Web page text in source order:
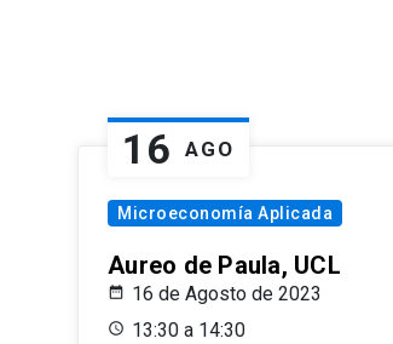
16 AGO
Microeconomía Aplicada
Aureo de Paula, UCL
16 de Agosto de 2023
13:30 a 14:30